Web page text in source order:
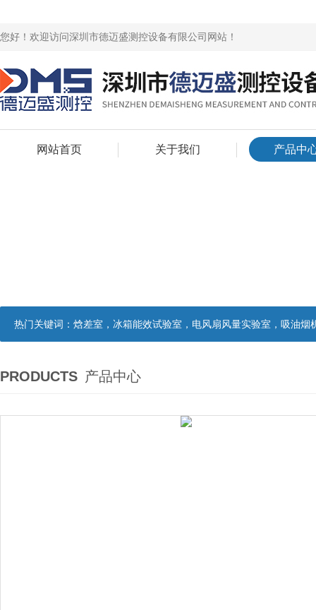
您好！欢迎访问深圳市德迈盛测控设备有限公司网站！
网站首页 关于我们 产品中
热门关键词： 焓差室，冰箱能效试验室，电风扇风量实验室，吸油烟机油脂分离度试验装置，吸油烟机空气性能试验装置，吸油烟机气味
PRODUCTS 产品中心